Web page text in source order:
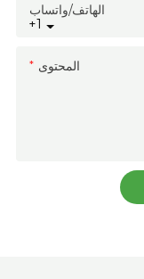
+1
الهاتف/واتساب
المحتوى